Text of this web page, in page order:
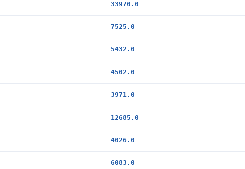
33970.0
7525.0
5432.0
4502.0
3971.0
12685.0
4026.0
6083.0